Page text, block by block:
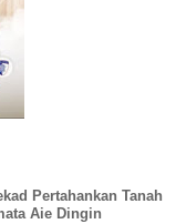
Pertahankan Tanah
Aie Dingin